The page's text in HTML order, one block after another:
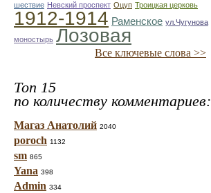
шествие Невский проспект Оцуп Троицкая церковь
1912-1914 Раменское ул.Чугунова
моностырь Лозовая
Все ключевые слова >>
Топ 15
по количеству комментариев:
Магаз Анатолий 2040
poroch 1132
sm 865
Yana 398
Admin 334